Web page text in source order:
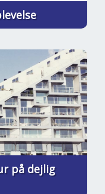
på dejlig